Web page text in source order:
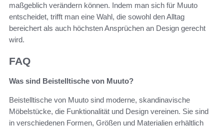
maßgeblich verändern können. Indem man sich für Muuto
entscheidet, trifft man eine Wahl, die sowohl den Alltag
bereichert als auch höchsten Ansprüchen an Design gerecht
wird.
FAQ
Was sind Beistelltische von Muuto?
Beistelltische von Muuto sind moderne, skandinavische
Möbelstücke, die Funktionalität und Design vereinen. Sie sind
in verschiedenen Formen, Größen und Materialien erhältlich